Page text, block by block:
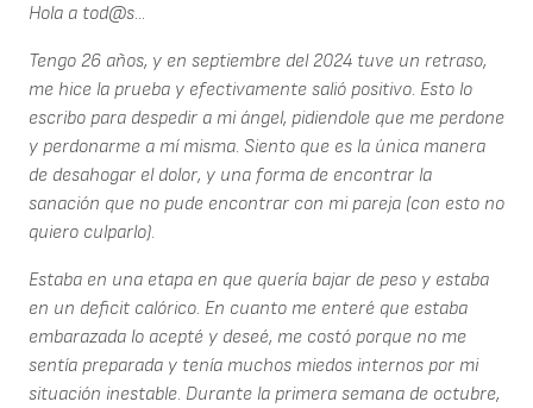
Hola a tod@s...
Tengo 26 años, y en septiembre del 2024 tuve un retraso,
me hice la prueba y efectivamente salió positivo. Esto lo
escribo para despedir a mi ángel, pidiendole que me perdone
y perdonarme a mí misma. Siento que es la única manera
de desahogar el dolor, y una forma de encontrar la
sanación que no pude encontrar con mi pareja (con esto no
quiero culparlo).
Estaba en una etapa en que quería bajar de peso y estaba
en un deficit calórico. En cuanto me enteré que estaba
embarazada lo acepté y deseé, me costó porque no me
sentía preparada y tenía muchos miedos internos por mi
situación inestable. Durante la primera semana de octubre,